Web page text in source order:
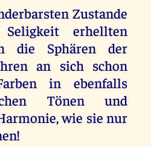
Zustande
erhellten
die Sphären der
an sich schon
in ebenfalls
Tönen und
wie sie nur